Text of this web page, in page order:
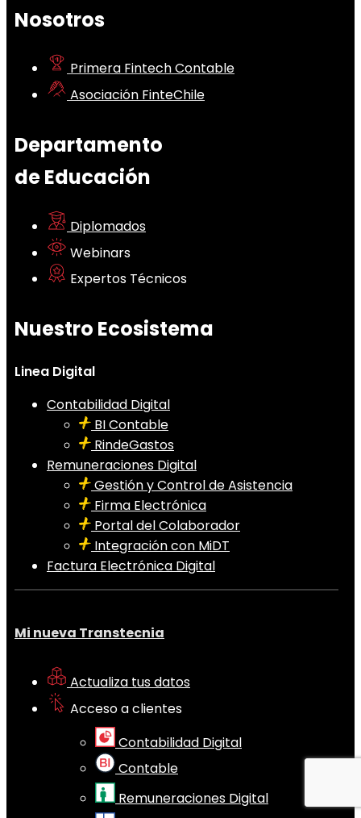
Nosotros
Primera Fintech Contable
Asociación FinteChile
Departamento
de Educación
Diplomados
Webinars
Expertos Técnicos
Nuestro Ecosistema
Linea Digital
Contabilidad Digital
BI Contable
RindeGastos
Remuneraciones Digital
Gestión y Control de Asistencia
Firma Electrónica
Portal del Colaborador
Integración con MiDT
Factura Electrónica Digital
Mi nueva Transtecnia
Actualiza tus datos
Acceso a clientes
Contabilidad Digital
Contable
Remuneraciones Digital